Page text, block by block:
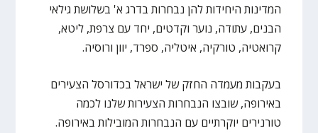
המדינות היחידות להן נבחרות בדרג א' בשלושת גילאי
הבנים, עתודה, נוער וקדטים, יחד עם צרפת, ליטא,
קרואטיה, טורקיה, איטליה, ספרד, יוון ורוסיה.
בעקבות מעמדה החזק של ישראל בכדורסל הצעירים
באירופה, שובצו הנבחרות הצעירות שלנו לכמה
טורנירים יוקרתיים עם הנבחרות המובילות באירופה.